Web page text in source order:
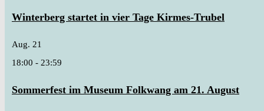
Winterberg startet in vier Tage Kirmes-Trubel
Aug. 21
18:00 - 23:59
Sommerfest im Museum Folkwang am 21. August